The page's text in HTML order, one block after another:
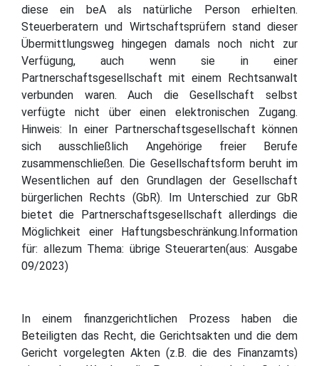
diese ein beA als natürliche Person erhielten.
Steuerberatern und Wirtschaftsprüfern stand dieser
Übermittlungsweg hingegen damals noch nicht zur
Verfügung, auch wenn sie in einer
Partnerschaftsgesellschaft mit einem Rechtsanwalt
verbunden waren. Auch die Gesellschaft selbst
verfügte nicht über einen elektronischen Zugang.
Hinweis: In einer Partnerschaftsgesellschaft können
sich ausschließlich Angehörige freier Berufe
zusammenschließen. Die Gesellschaftsform beruht im
Wesentlichen auf den Grundlagen der Gesellschaft
bürgerlichen Rechts (GbR). Im Unterschied zur GbR
bietet die Partnerschaftsgesellschaft allerdings die
Möglichkeit einer Haftungsbeschränkung.Information
für: allezum Thema: übrige Steuerarten(aus: Ausgabe
09/2023)
In einem finanzgerichtlichen Prozess haben die
Beteiligten das Recht, die Gerichtsakten und die dem
Gericht vorgelegten Akten (z.B. die des Finanzamts)